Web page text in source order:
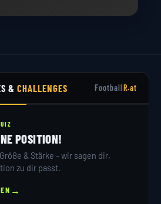
&CHALLENGES FootballR.at
POSITION!
& Stärke – wir sagen dir,
zu dir passt.
→